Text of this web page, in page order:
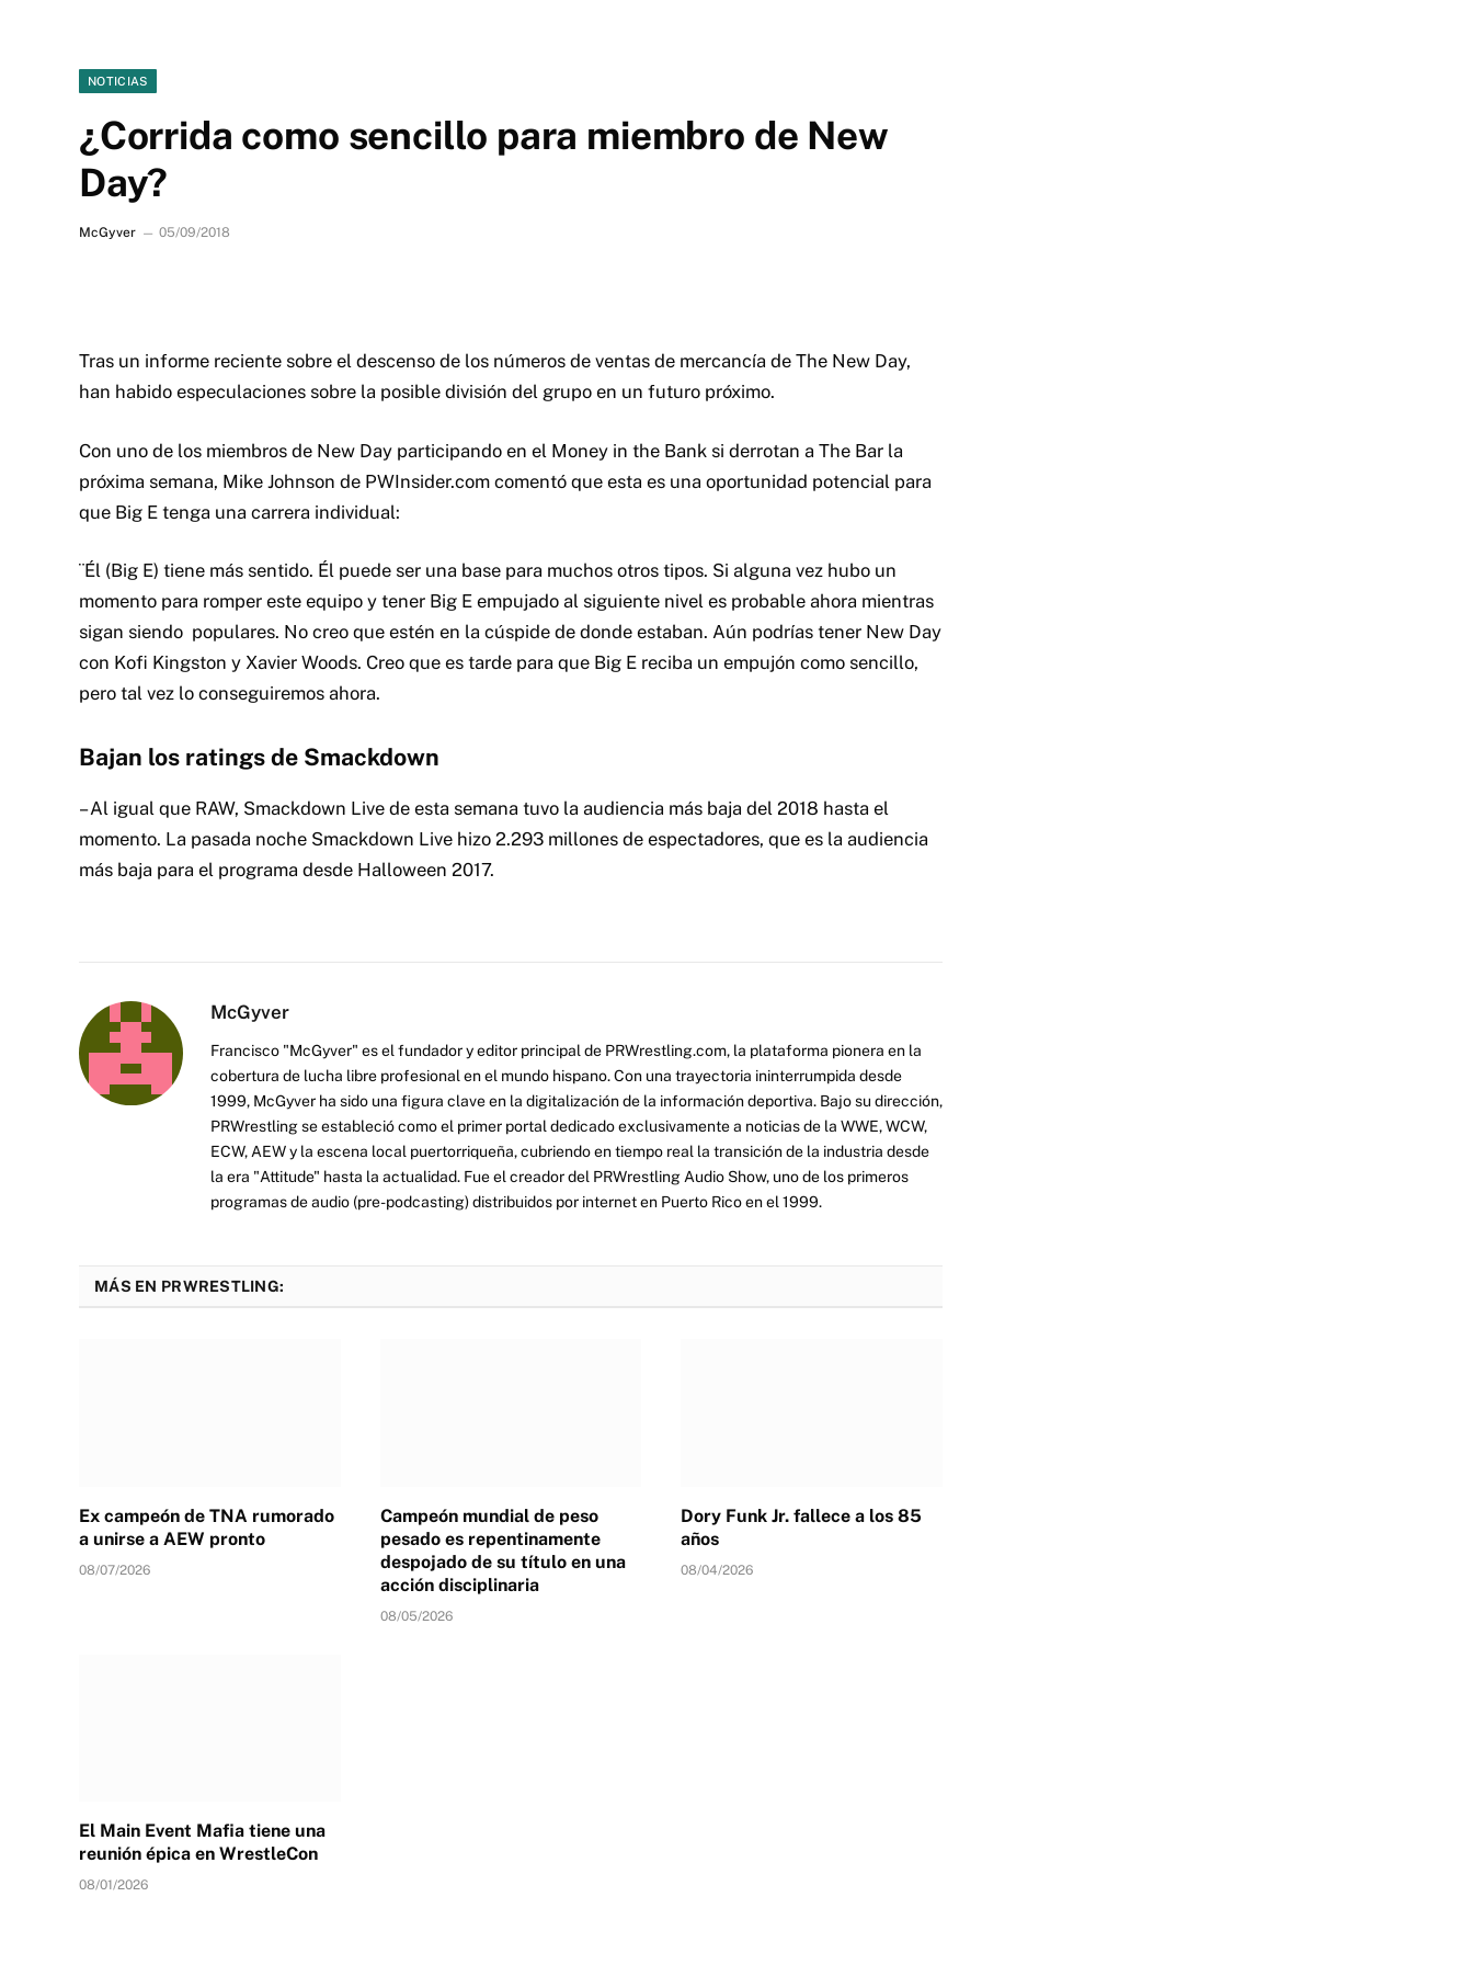
NOTICIAS
¿Corrida como sencillo para miembro de New
Day?
McGyver 05/09/2018
Tras un informe reciente sobre el descenso de los números de ventas de mercancía de The New Day,
han habido especulaciones sobre la posible división del grupo en un futuro próximo.
Con uno de los miembros de New Day participando en el Money in the Bank si derrotan a The Bar la
próxima semana, Mike Johnson de PWInsider.com comentó que esta es una oportunidad potencial para
que Big E tenga una carrera individual:
¨Él (Big E) tiene más sentido. Él puede ser una base para muchos otros tipos. Si alguna vez hubo un
momento para romper este equipo y tener Big E empujado al siguiente nivel es probable ahora mientras
sigan siendo populares. No creo que estén en la cúspide de donde estaban. Aún podrías tener New Day
con Kofi Kingston y Xavier Woods. Creo que es tarde para que Big E reciba un empujón como sencillo,
pero tal vez lo conseguiremos ahora.
Bajan los ratings de Smackdown
– Al igual que RAW, Smackdown Live de esta semana tuvo la audiencia más baja del 2018 hasta el
momento. La pasada noche Smackdown Live hizo 2.293 millones de espectadores, que es la audiencia
más baja para el programa desde Halloween 2017.
McGyver
Francisco "McGyver" es el fundador y editor principal de PRWrestling.com, la plataforma pionera en la
cobertura de lucha libre profesional en el mundo hispano. Con una trayectoria ininterrumpida desde
1999, McGyver ha sido una figura clave en la digitalización de la información deportiva. Bajo su dirección,
PRWrestling se estableció como el primer portal dedicado exclusivamente a noticias de la WWE, WCW,
ECW, AEW y la escena local puertorriqueña, cubriendo en tiempo real la transición de la industria desde
la era "Attitude" hasta la actualidad. Fue el creador del PRWrestling Audio Show, uno de los primeros
programas de audio (pre-podcasting) distribuidos por internet en Puerto Rico en el 1999.
MÁS EN PRWRESTLING:
Ex campeón de TNA rumorado
a unirse a AEW pronto
08/07/2026
Campeón mundial de peso
pesado es repentinamente
despojado de su título en una
acción disciplinaria
08/05/2026
Dory Funk Jr. fallece a los 85
años
08/04/2026
El Main Event Mafia tiene una
reunión épica en WrestleCon
08/01/2026